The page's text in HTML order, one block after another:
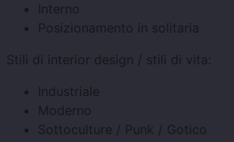
Interno
Posizionamento in solitaria
Stili di interior design / stili di vita:
Industriale
Moderno
Sottoculture / Punk / Gotico